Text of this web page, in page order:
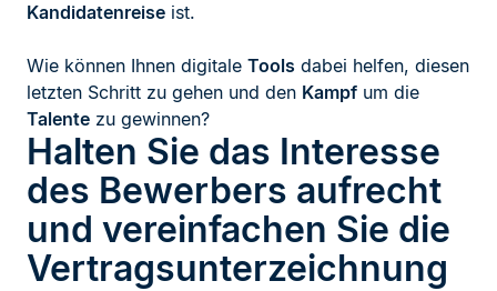
Kandidatenreise ist.
Wie können Ihnen digitale Tools dabei helfen, diesen
letzten Schritt zu gehen und den Kampf um die
Talente zu gewinnen?
Halten Sie das Interesse
des Bewerbers aufrecht
und vereinfachen Sie die
Vertragsunterzeichnung